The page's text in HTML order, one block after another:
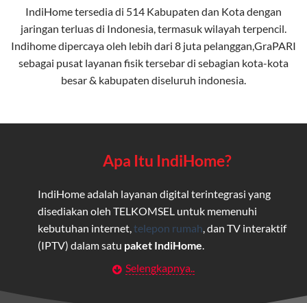
IndiHome tersedia di 514 Kabupaten dan Kota dengan
jaringan terluas di Indonesia, termasuk wilayah terpencil.
Indihome dipercaya oleh lebih dari 8 juta pelanggan,GraPARI
sebagai pusat layanan fisik tersebar di sebagian kota-kota
besar & kabupaten diseluruh indonesia.
Apa Itu IndiHome?
IndiHome adalah layanan digital terintegrasi yang
disediakan oleh TELKOMSEL untuk memenuhi
kebutuhan internet, telepon rumah , dan TV interaktif
(IPTV) dalam satu paket IndiHome
Layanan Wifi Indihome ini dirancang untuk
Selengkapnya..